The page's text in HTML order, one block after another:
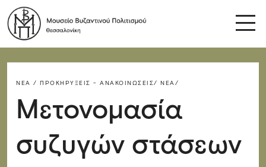
ΝΈΑ / ΠΡΟΚΗΡΎΞΕΙΣ - ΑΝΑΚΟΙΝΏΣΕΙΣ/ ΝΈΑ/
Μετονομασία
συζυγών στάσεων